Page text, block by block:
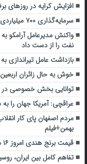
افزایش کرایه در روزهای
سرمایه‌گذاری ۷۰۰ میلیاردی در بخش گردشگری الیگودرز
واکنش مدیرعامل آرامکو
نفت را از دست داد
بازداشت عامل
خوش به حال زائران
توانایی بخش خصوصی در تامین ۷۰ درصد نیاز وارداتی
عراقچی: آمریکا جهان را
بهمن+فیلم
قیمت برنج هندی امروز ۱۶ مرداد ۱۴۰۲
تفاهم کامل بین ایران،